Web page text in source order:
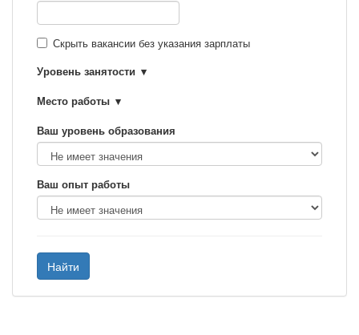
Скрыть вакансии без указания зарплаты
Уровень занятости
Место работы
Ваш уровень образования
Ваш опыт работы
Найти